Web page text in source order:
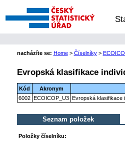
nacházíte se: Home> Číselníky>
Evropská klasifikace
Kód Akronym
6002 ECOICOP_U3 Evropská klasifikace
Seznam položek
Položky číselníku: